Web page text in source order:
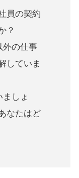
員の契約
？
の仕事
していま
しょ
なたはど